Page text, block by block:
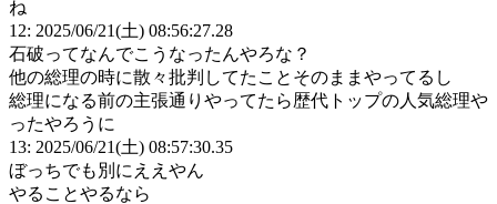
ね
12: 2025/06/21(土) 08:56:27.28
石破ってなんでこうなったんやろな？
他の総理の時に散々批判してたことそのままやってるし
総理になる前の主張通りやってたら歴代トップの人気総理や
ったやろうに
13: 2025/06/21(土) 08:57:30.35
ぼっちでも別にええやん
やることやるなら